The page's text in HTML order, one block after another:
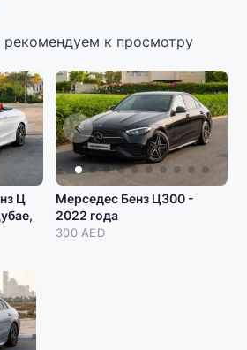
к просмотру
Ц
Мерседес Бенз Ц300 -
2022 года
300 AED